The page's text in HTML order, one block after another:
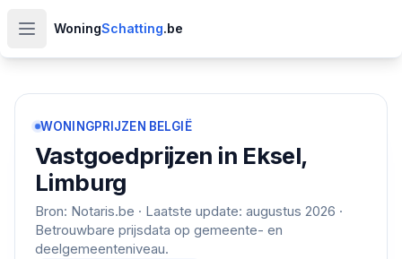
Open hoofdmenu
WoningSchatting.be
WONINGPRIJZEN BELGIË
Vastgoedprijzen in Eksel,
Limburg
Bron: Notaris.be · Laatste update: augustus 2026 ·
Betrouwbare prijsdata op gemeente- en
deelgemeenteniveau.